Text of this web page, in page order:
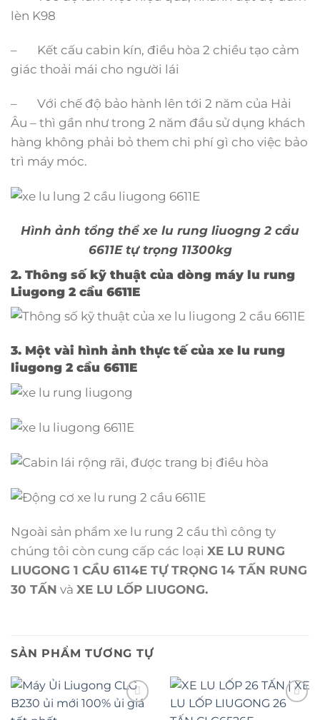
lèn K98
– Kết cấu cabin kín, điều hòa 2 chiều tạo cảm
giác thoải mái cho người lái
– Với chế độ bảo hành lên tới 2 năm của Hải
Âu – thì gần như trong 2 năm đầu sử dụng khách
hàng không phải bỏ them chi phí gì cho việc bảo
trì máy móc.
Hình ảnh tổng thể xe lu rung liuogng 2 cầu
6611E tự trọng 11300kg
2. Thông số kỹ thuật của dòng máy lu rung
Liugong 2 cầu 6611E
3. Một vài hình ảnh thực tế của xe lu rung
liugong 2 cầu 6611E
Ngoài sản phẩm xe lu rung 2 cầu thì công ty
chúng tôi còn cung cấp các loại XE LU RUNG
LIUGONG 1 CẦU 6114E TỰ TRỌNG 14 TẤN RUNG
30 TẤN và XE LU LỐP LIUGONG.
SẢN PHẨM TƯƠNG TỰ